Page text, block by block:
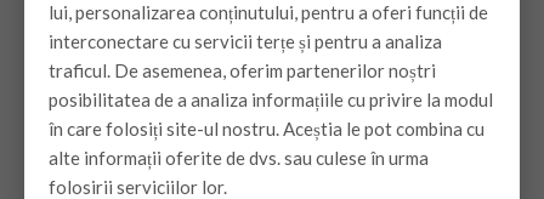
Pompa de căldura Aer-
Apa Zephir monobloc –
EVIP 095/R32
A+++/WI-FI – 9.5 Kw
Pompa de căldura Aer-Apa Zephir
lui, personalizarea conținutului, pentru a oferi funcții de
interconectare cu servicii terțe și pentru a analiza
traficul. De asemenea, oferim partenerilor noștri
posibilitatea de a analiza informațiile cu privire la modul
în care folosiți site-ul nostru. Aceștia le pot combina cu
alte informații oferite de dvs. sau culese în urma
folosirii serviciilor lor.